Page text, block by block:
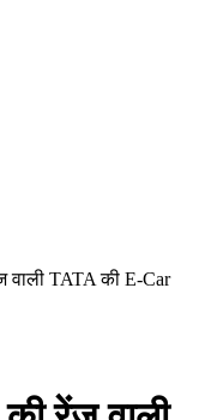
वाली TATA की E-Car